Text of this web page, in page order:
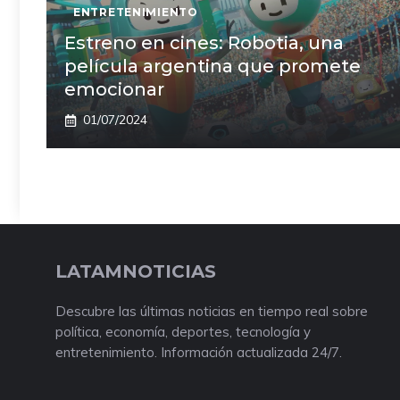
ENTRETENIMIENTO
Estreno en cines: Robotia, una
película argentina que promete
emocionar
01/07/2024
LATAMNOTICIAS
Descubre las últimas noticias en tiempo real sobre
política, economía, deportes, tecnología y
entretenimiento. Información actualizada 24/7.